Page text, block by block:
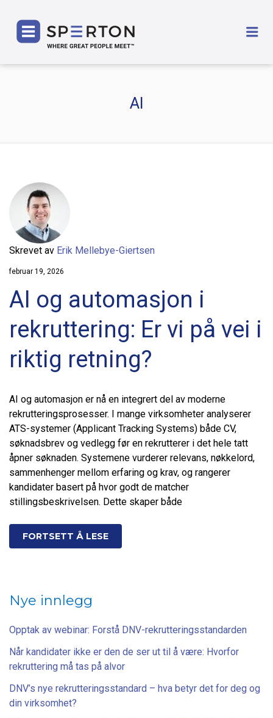
AI
Skrevet av Erik Mellebye-Giertsen
februar 19, 2026
AI og automasjon i
rekruttering: Er vi på vei i
riktig retning?
AI og automasjon er nå en integrert del av moderne
rekrutteringsprosesser. I mange virksomheter analyserer
ATS-systemer (Applicant Tracking Systems) både CV,
søknadsbrev og vedlegg før en rekrutterer i det hele tatt
åpner søknaden. Systemene vurderer relevans, nøkkelord,
sammenhenger mellom erfaring og krav, og rangerer
kandidater basert på hvor godt de matcher
stillingsbeskrivelsen. Dette skaper både
FORTSETT Å LESE
Nye innlegg
Opptak av webinar: Forstå DNV-rekrutteringsstandarden
Når kandidater ikke er den de ser ut til å være: Hvorfor
rekruttering må tas på alvor
DNV’s nye rekrutteringsstandard – hva betyr det for deg og
din virksomhet?